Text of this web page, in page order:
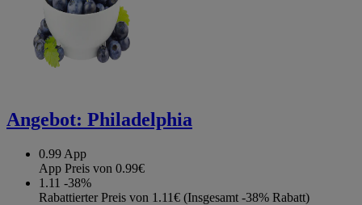
Angebot: Philadelphia
0.99 App
App Preis von 0.99€
1.11 -38%
Rabattierter Preis von 1.11€ (Insgesamt -38% Rabatt)